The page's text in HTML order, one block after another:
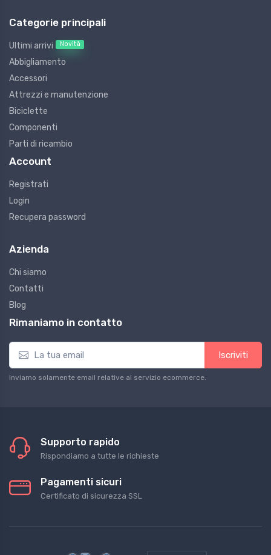
Categorie principali
Ultimi arrivi Novità
Abbigliamento
Accessori
Attrezzi e manutenzione
Biciclette
Componenti
Parti di ricambio
Account
Registrati
Login
Recupera password
Azienda
Chi siamo
Contatti
Blog
Rimaniamo in contatto
Iscriviti
Inviamo solamente email relative al servizio ecommerce.
Supporto rapido
Rispondiamo a tutte le richieste
Pagamenti sicuri
Certificato di sicurezza SSL